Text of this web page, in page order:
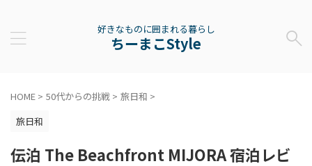
好きなものに囲まれる暮らし
ちーまこStyle
HOME > 50代からの挑戦 > 旅日和 >
旅日和
伝泊 The Beachfront MIJORA 宿泊レビ